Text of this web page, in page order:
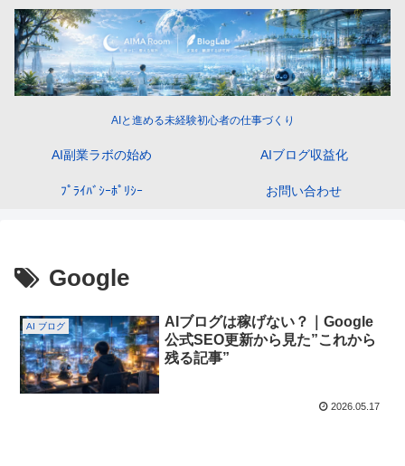
AIと進める未経験初心者の仕事づくり
AI副業ラボの始め AIブログ収益化
ﾌﾟﾗｲﾊﾞｼｰﾎﾟﾘｼｰ お問い合わせ
Google
AI ブログ
AIブログは稼げない？｜Google
公式SEO更新から見た”これから
残る記事”
2026.05.17